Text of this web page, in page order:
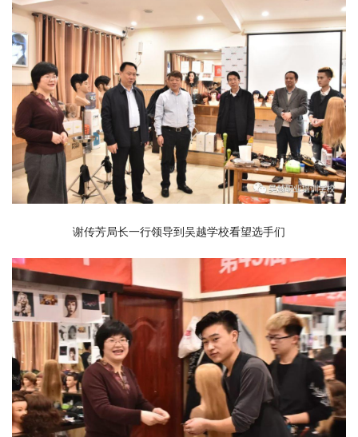
谢传芳局长一行领导到吴越学校看望选手们